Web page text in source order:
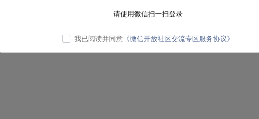
请使用微信扫一扫登录
我已阅读并同意 《微信开放社区交流专区服务协议》